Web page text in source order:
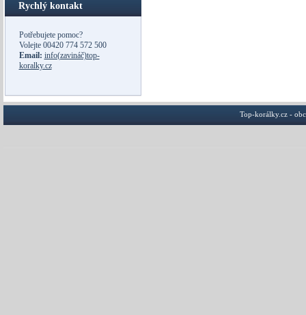
Rychlý kontakt
Potřebujete pomoc?
Volejte 00420 774 572 500
Email: info(zavináč)top-
koralky.cz
Top-korálky.cz -